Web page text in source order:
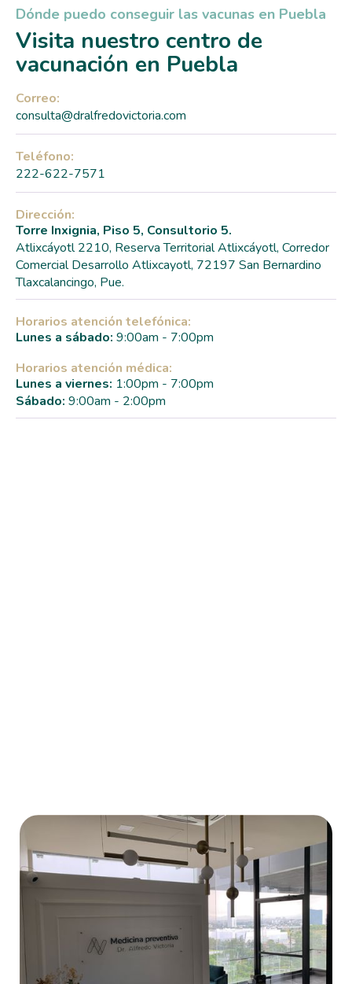
Dónde puedo conseguir las vacunas en Puebla
Visita nuestro centro de
vacunación en Puebla
Correo:
consulta@dralfredovictoria.com
Teléfono:
222-622-7571
Dirección:
Torre Inxignia, Piso 5, Consultorio 5.
Atlixcáyotl 2210, Reserva Territorial Atlixcáyotl, Corredor
Comercial Desarrollo Atlixcayotl, 72197 San Bernardino
Tlaxcalancingo, Pue.
Horarios atención telefónica:
Lunes a sábado: 9:00am - 7:00pm
Horarios atención médica:
Lunes a viernes: 1:00pm - 7:00pm
Sábado: 9:00am - 2:00pm